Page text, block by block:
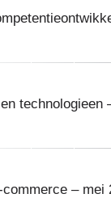
technologieen
– mei